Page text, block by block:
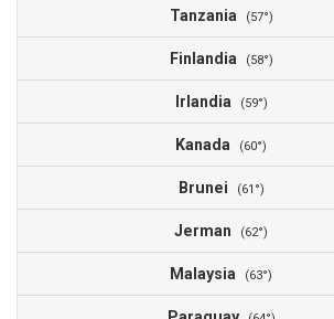
Tanzania (57°)
Finlandia (58°)
Irlandia (59°)
Kanada (60°)
Brunei (61°)
Jerman (62°)
Malaysia (63°)